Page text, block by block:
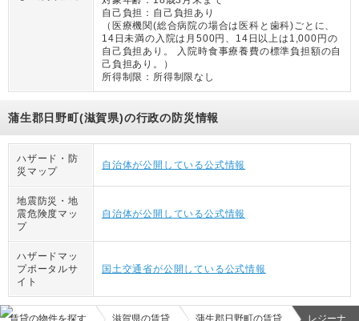
自己負担： 自己負担あり
（ 医療機関(総合病院の場合は医科と歯科)ごとに、
14日未満の入院は月500円、14日以上は1,000円の
自己負担あり。 入院時食事療養費の標準負担額の自
己負担あり。
）
所得制限： 所得制限なし
蒲生郡日野町(滋賀県)の行政の防災情報
ハザード・防
災マップ
自治体が公開している公式情報
地震防災・地
震危険度マッ
プ
自治体が公開している公式情報
ハザードマッ
プポータルサ
イト
国土交通省が公開している公式情報
賃貸の物件を探す 滋賀県の賃貸 蒲生郡日野町の賃貸 レジーナ